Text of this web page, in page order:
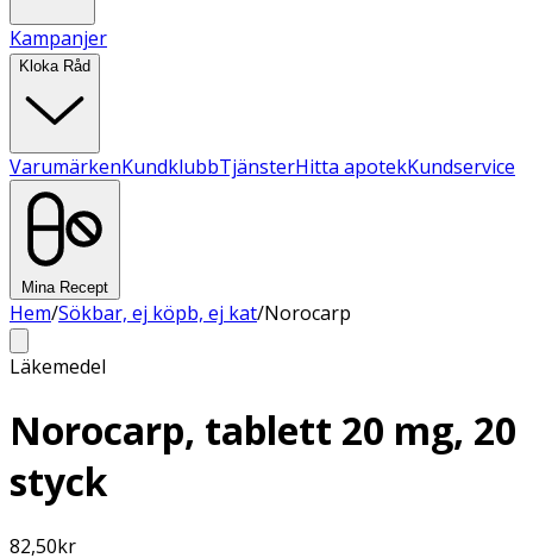
Kampanjer
Kloka Råd
VarumärkenKundklubbTjänsterHitta apotekKundservice
Mina Recept
Hem/Sökbar, ej köpb, ej kat/Norocarp
Läkemedel
Norocarp, tablett 20 mg, 20
styck
82,50kr